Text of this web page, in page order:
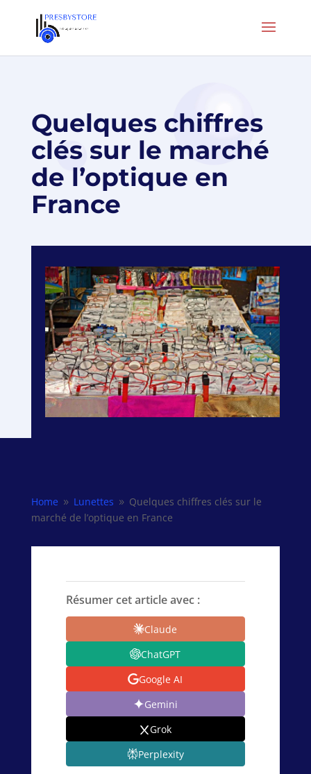
Quelques chiffres
clés sur le marché
de l’optique en
France
Home 9 Lunettes 9 Quelques chiffres clés sur le
marché de l’optique en France
Résumer cet article avec :
Claude
ChatGPT
Google AI
Gemini
Grok
Perplexity